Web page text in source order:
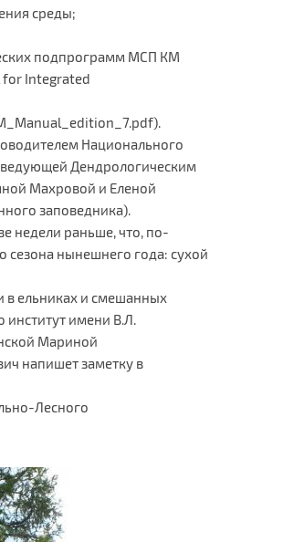
среды;
подпрограмм МСП КМ
for Integrated
Национального
Дендрологическим
Махровой и Еленой
заповедника).
недели раньше, что, по-
сезона нынешнего года: сухой
в ельниках и смешанных
институт имени В.Л.
Мариной
напишет заметку в
Лесного